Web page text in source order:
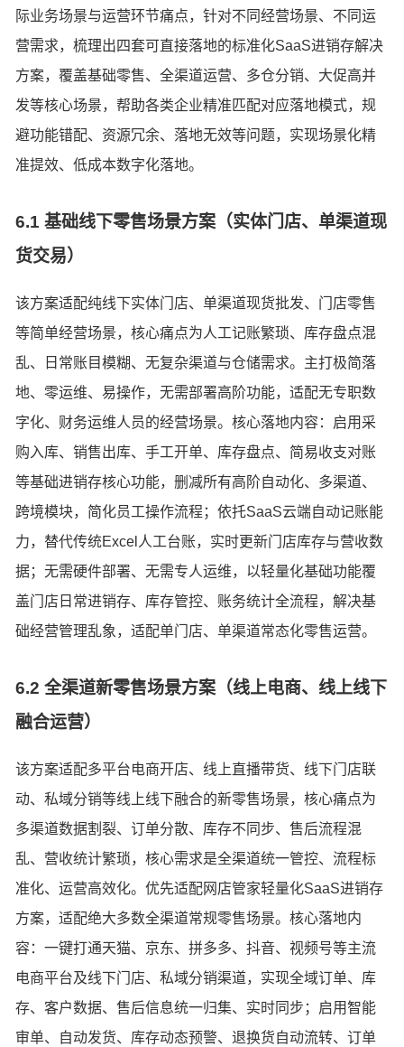
际业务场景与运营环节痛点，针对不同经营场景、不同运
营需求，梳理出四套可直接落地的标准化SaaS进销存解决
方案，覆盖基础零售、全渠道运营、多仓分销、大促高并
发等核心场景，帮助各类企业精准匹配对应落地模式，规
避功能错配、资源冗余、落地无效等问题，实现场景化精
准提效、低成本数字化落地。
6.1 基础线下零售场景方案（实体门店、单渠道现
货交易）
该方案适配纯线下实体门店、单渠道现货批发、门店零售
等简单经营场景，核心痛点为人工记账繁琐、库存盘点混
乱、日常账目模糊、无复杂渠道与仓储需求。主打极简落
地、零运维、易操作，无需部署高阶功能，适配无专职数
字化、财务运维人员的经营场景。核心落地内容：启用采
购入库、销售出库、手工开单、库存盘点、简易收支对账
等基础进销存核心功能，删减所有高阶自动化、多渠道、
跨境模块，简化员工操作流程；依托SaaS云端自动记账能
力，替代传统Excel人工台账，实时更新门店库存与营收数
据；无需硬件部署、无需专人运维，以轻量化基础功能覆
盖门店日常进销存、库存管控、账务统计全流程，解决基
础经营管理乱象，适配单门店、单渠道常态化零售运营。
6.2 全渠道新零售场景方案（线上电商、线上线下
融合运营）
该方案适配多平台电商开店、线上直播带货、线下门店联
动、私域分销等线上线下融合的新零售场景，核心痛点为
多渠道数据割裂、订单分散、库存不同步、售后流程混
乱、营收统计繁琐，核心需求是全渠道统一管控、流程标
准化、运营高效化。优先适配网店管家轻量化SaaS进销存
方案，适配绝大多数全渠道常规零售场景。核心落地内
容：一键打通天猫、京东、拼多多、抖音、视频号等主流
电商平台及线下门店、私域分销渠道，实现全域订单、库
存、客户数据、售后信息统一归集、实时同步；启用智能
审单、自动发货、库存动态预警、退换货自动流转、订单